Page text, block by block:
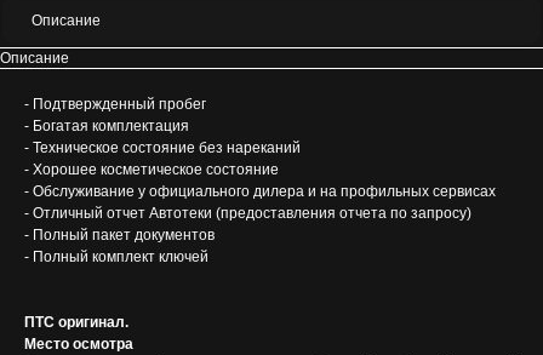
Описание
Описание
- Подтвержденный пробег
- Богатая комплектация
- Техническое состояние без нареканий
- Хорошее косметическое состояние
- Обслуживание у официального дилера и на профильных сервисах
- Отличный отчет Автотеки (предоставления отчета по запросу)
- Полный пакет документов
- Полный комплект ключей
ПТС оригинал.
Место осмотра